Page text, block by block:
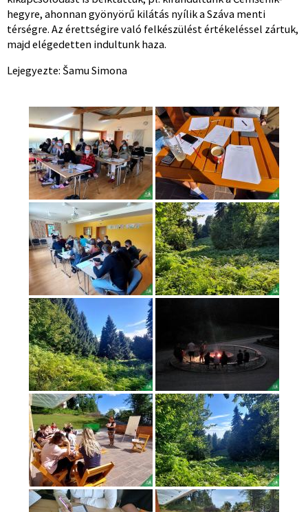
hegyre, ahonnan gyönyörű kilátás nyílik a Száva menti
térségre. Az érettségire való felkészülést értékeléssel zártuk,
majd elégedetten indultunk haza.
Lejegyezte: Šamu Simona